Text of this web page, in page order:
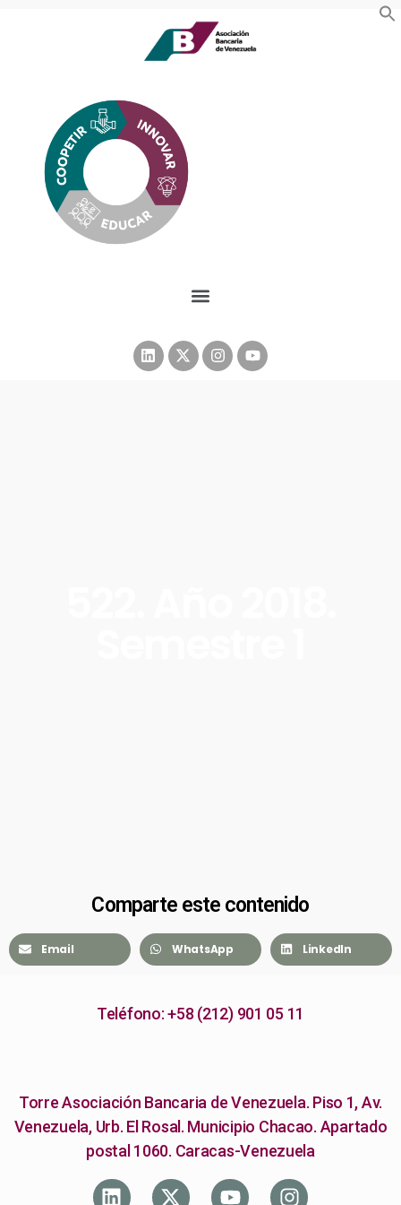
Comparte este contenido
Email WhatsApp LinkedIn
Teléfono: +58 (212) 901 05 11
Torre Asociación Bancaria de Venezuela. Piso 1, Av.
Venezuela, Urb. El Rosal. Municipio Chacao. Apartado
postal 1060. Caracas-Venezuela